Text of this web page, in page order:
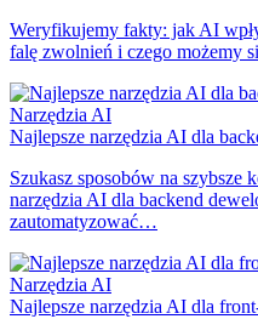
Weryfikujemy fakty: jak AI
falę zwolnień i czego możemy
Narzędzia AI
Najlepsze narzędzia AI dla
Szukasz sposobów na szybsze
narzędzia AI dla backend
zautomatyzować…
Narzędzia AI
Najlepsze narzędzia AI dla